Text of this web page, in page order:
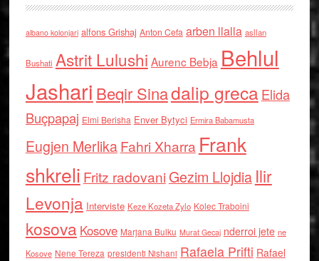
albano kolonjari alfons Grishaj Anton Cefa arben llalla asllan
Bushati Astrit Lulushi Aurenc Bebja Behlul
Jashari Beqir Sinadalip grecaElida
Buçpapaj Elmi Berisha Enver Bytyci Ermira Babamusta
Eugjen MerlikaFahri Xharra Frank
shkreli Fritz radovaniGezim Llojdia Ilir
Levonja Interviste Keze Kozeta Zylo Kolec Traboini
kosova Kosove Marjana Bulku Murat Gecaj nderroi jete ne
Kosove Nene Tereza presidenti Nishani Rafaela Prifti Rafael